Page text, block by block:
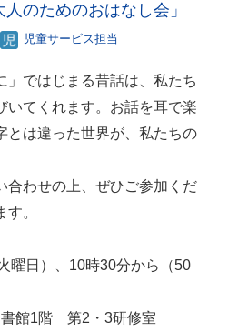
人のためのおはなし会」
児童サービス担当
」ではじまる昔話は、私たち
いてくれます。お話を耳で楽
とは違った世界が、私たちの
合わせの上、ぜひご参加くだ
。
曜日）、10時30分から（50
館1階 第2・3研修室